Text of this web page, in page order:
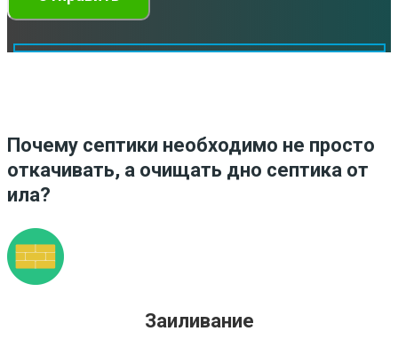
Почему септики необходимо не просто
откачивать, а очищать дно септика от
ила?
Заиливание